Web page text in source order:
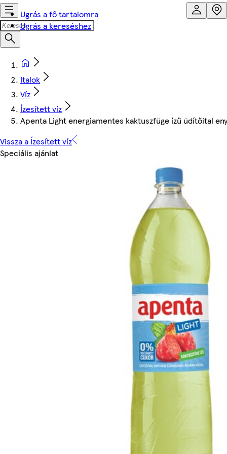
Ugrás a fő tartalomra
Ugrás a kereséshez
Italok
Víz
Ízesített víz
Apenta Light energiamentes kaktuszfüge ízű üdítőital
Vissza a Ízesített víz
Speciális ajánlat